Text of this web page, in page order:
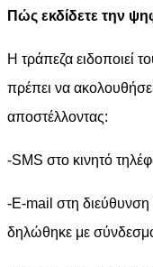
Πώς εκδίδετε την
Η τράπεζα ειδοποιεί
πρέπει να
αποστέλλοντας:
-SMS στο κινητό
-E-mail στη διεύθυνση
δηλώθηκε με